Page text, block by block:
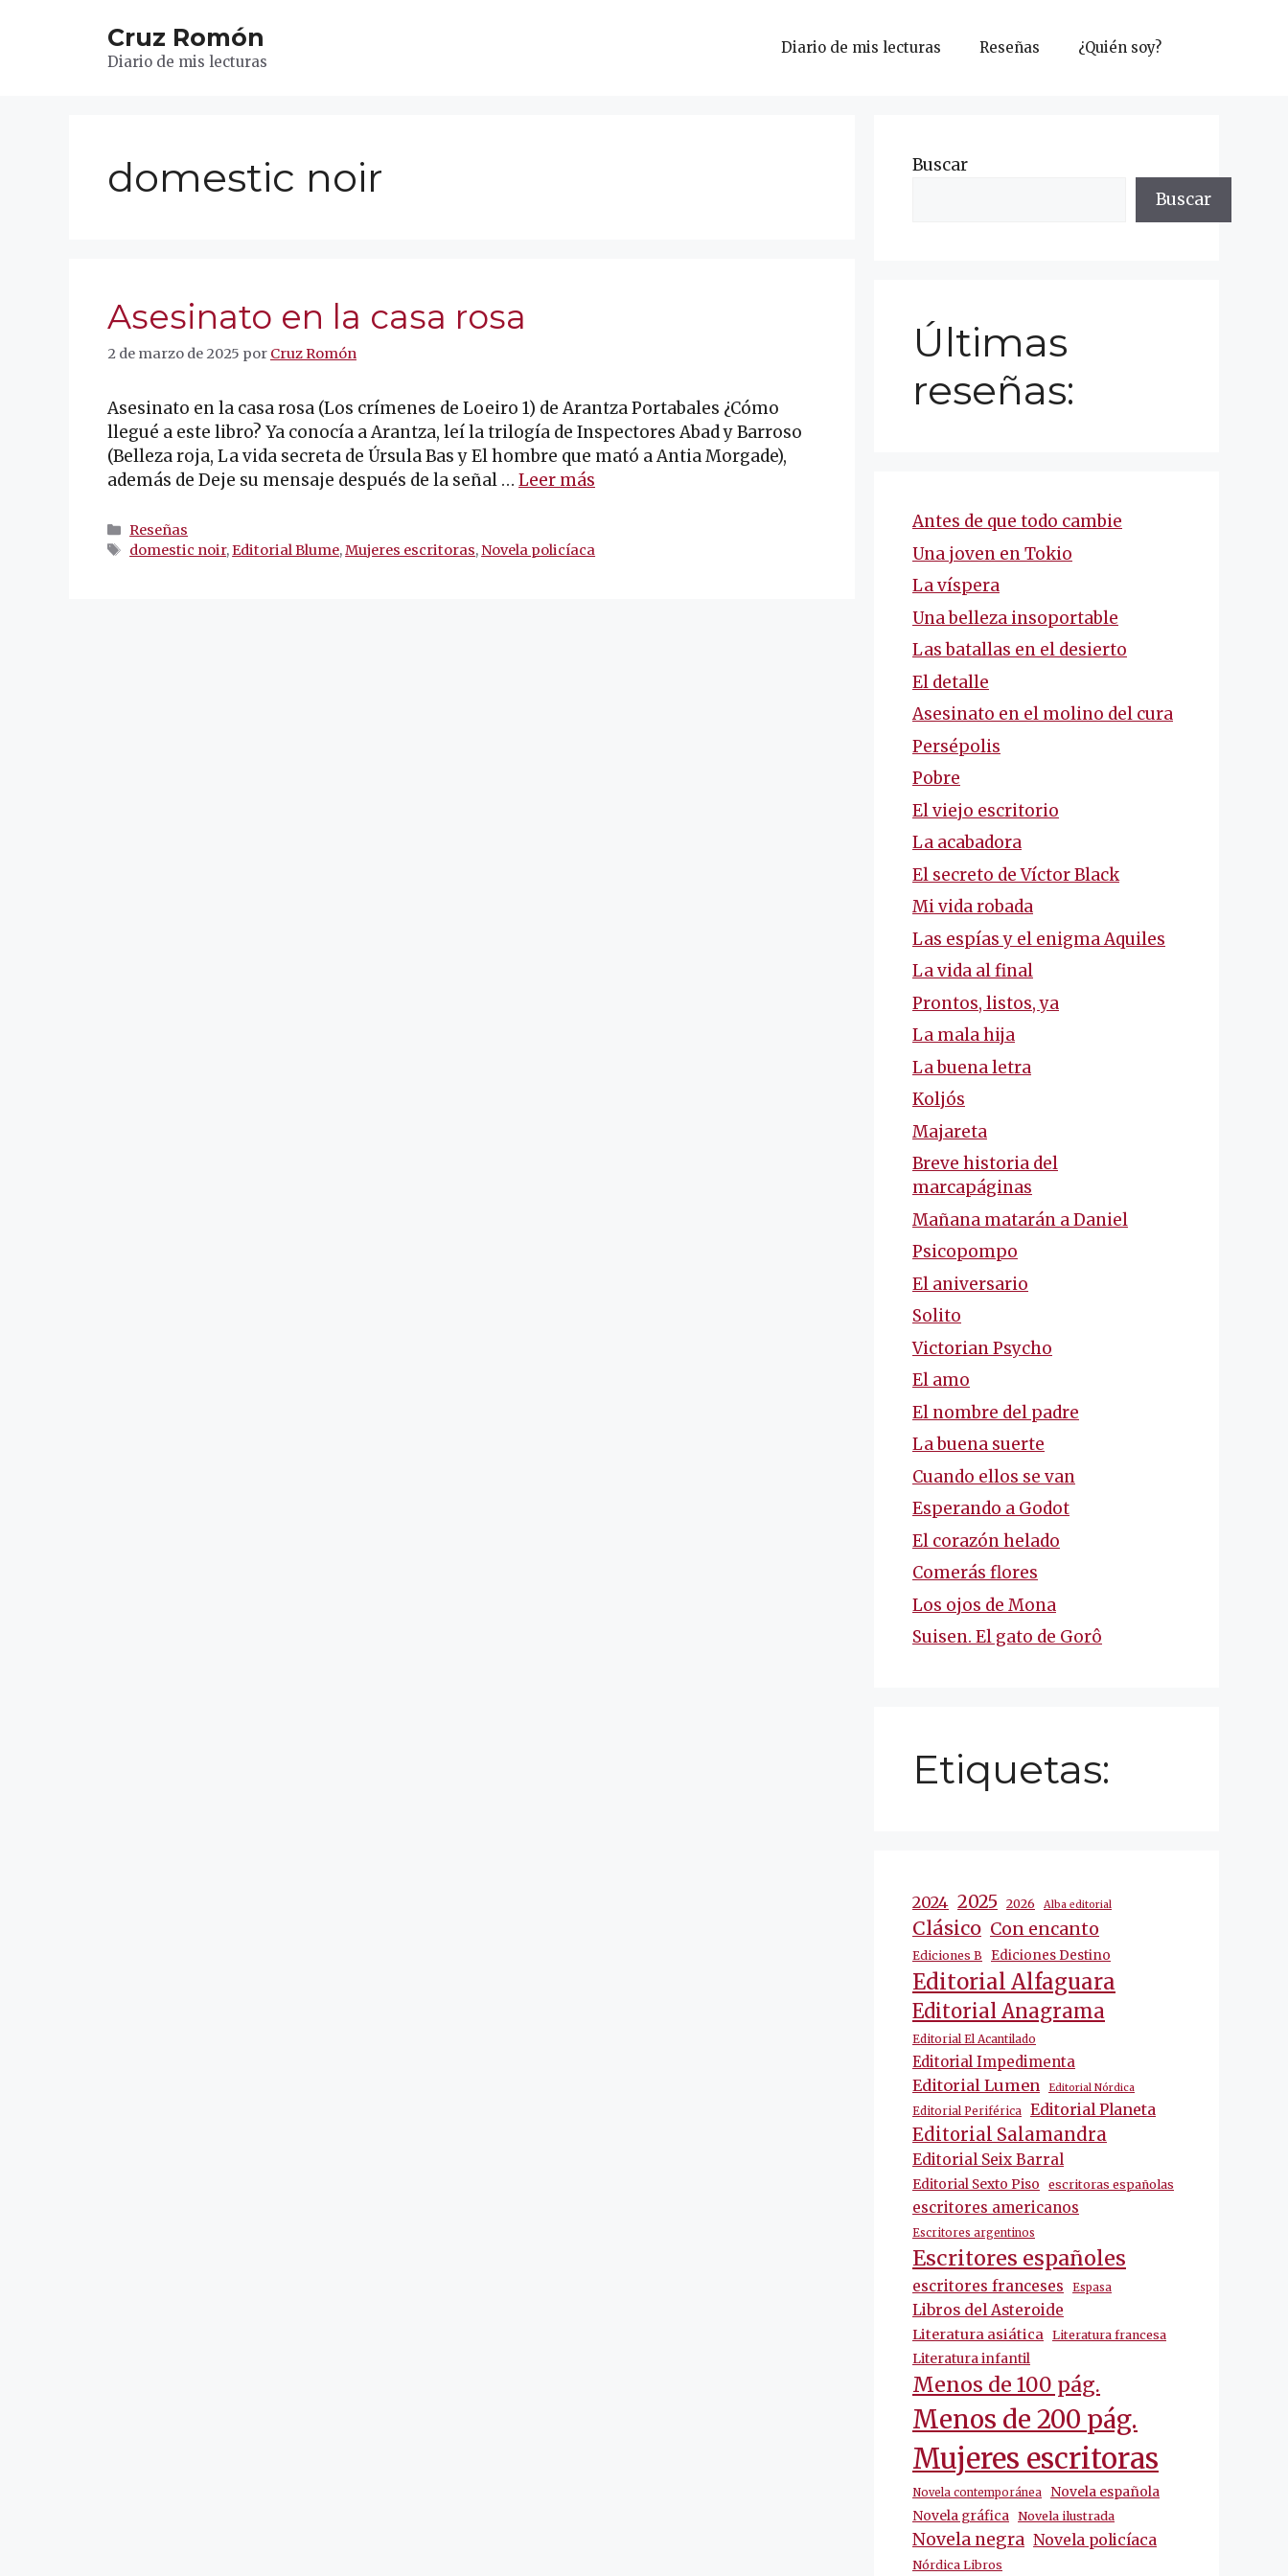
Cruz Romón
Diario de mis lecturas
Diario de mis lecturas Reseñas ¿Quién soy?
domestic noir
Asesinato en la casa rosa
2 de marzo de 2025 por Cruz Romón
Asesinato en la casa rosa (Los crímenes de Loeiro 1) de Arantza Portabales ¿Cómo
llegué a este libro? Ya conocía a Arantza, leí la trilogía de Inspectores Abad y Barroso
(Belleza roja, La vida secreta de Úrsula Bas y El hombre que mató a Antia Morgade),
además de Deje su mensaje después de la señal … Leer más
Categorías
Reseñas
Etiquetas
domestic noir,Editorial Blume,Mujeres escritoras,Novela policíaca
Buscar
Buscar
Últimas
reseñas:
Antes de que todo cambie
Una joven en Tokio
La víspera
Una belleza insoportable
Las batallas en el desierto
El detalle
Asesinato en el molino del cura
Persépolis
Pobre
El viejo escritorio
La acabadora
El secreto de Víctor Black
Mi vida robada
Las espías y el enigma Aquiles
La vida al final
Prontos, listos, ya
La mala hija
La buena letra
Koljós
Majareta
Breve historia del
marcapáginas
Mañana matarán a Daniel
Psicopompo
El aniversario
Solito
Victorian Psycho
El amo
El nombre del padre
La buena suerte
Cuando ellos se van
Esperando a Godot
El corazón helado
Comerás flores
Los ojos de Mona
Suisen. El gato de Gorô
Etiquetas:
2024 2025 2026 Alba editorial
Clásico Con encanto
Ediciones B Ediciones Destino
Editorial Alfaguara
Editorial Anagrama
Editorial El Acantilado
Editorial Impedimenta
Editorial Lumen Editorial Nórdica
Editorial Periférica Editorial Planeta
Editorial Salamandra
Editorial Seix Barral
Editorial Sexto Piso escritoras españolas
escritores americanos
Escritores argentinos
Escritores españoles
escritores franceses Espasa
Libros del Asteroide
Literatura asiática Literatura francesa
Literatura infantil
Menos de 100 pág.
Menos de 200 pág.
Mujeres escritoras
Novela contemporánea
Novela española
Novela gráfica Novela ilustrada
Novela negra Novela policíaca
Nórdica Libros